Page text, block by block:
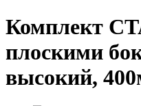
Комплект
плоскими
высокий,